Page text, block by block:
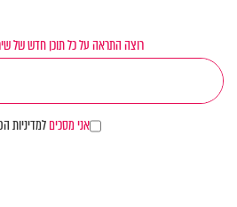
רוצה התראה על כל תוכן חדש של
אני מסכיםלמדיניות